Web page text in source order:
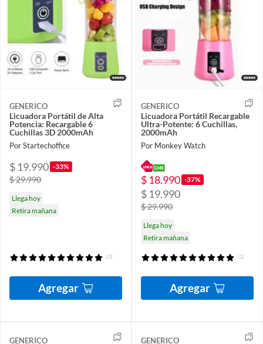
GENERICO
Licuadora Portátil de Alta
Potencia: Recargable 6
Cuchillas 3D 2000mAh
Por Startechoffice
$ 19.990 -33%
$ 29.990
Llega hoy
Retira mañana
(3)
Agregar
GENERICO
Licuadora Portátil Recargable
Ultra-Potente: 6 Cuchillas,
2000mAh
Por Monkey Watch
$ 18.990 -37%
$ 19.990
$ 29.990
Llega hoy
Retira mañana
(1)
Agregar
GENERICO GENERICO